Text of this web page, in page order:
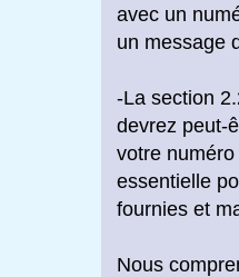
avec un
un message
-La section
devrez peut-
votre
essentielle
fournies et
Nous